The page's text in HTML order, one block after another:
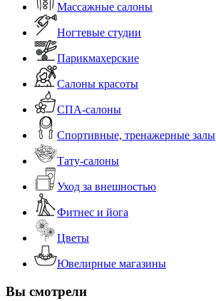
Массажные салоны
Ногтевые студии
Парикмахерские
Салоны красоты
СПА-салоны
Спортивные, тренажерные залы
Тату-салоны
Уход за внешностью
Фитнес и йога
Цветы
Ювелирные магазины
Вы смотрели